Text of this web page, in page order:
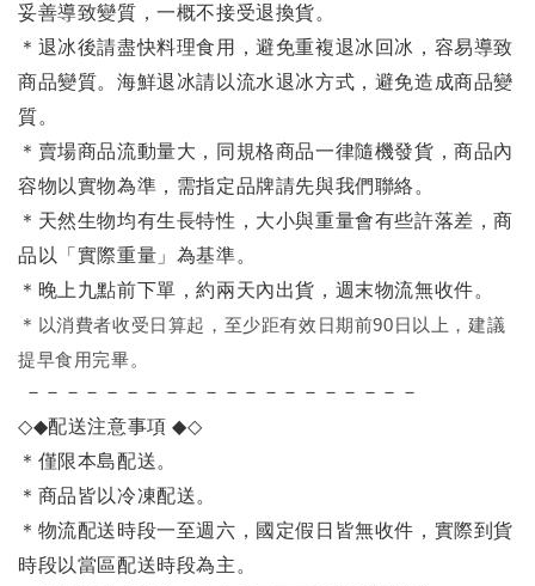
妥善導致變質，一概不接受退換貨。
＊退冰後請盡快料理食用，避免重複退冰回冰，容易導致
商品變質。海鮮退冰請以流水退冰方式，避免造成商品變
質。
＊賣場商品流動量大，同規格商品一律隨機發貨，商品內
容物以實物為準，需指定品牌請先與我們聯絡。
＊天然生物均有生長特性，大小與重量會有些許落差，商
品以「實際重量」為基準。
＊晚上九點前下單，約兩天內出貨，週末物流無收件。
＊ 以消費者收受日算起，至少距有效日期前90日以上，建議
提早食用完畢。
－－－－－－－－－－－－－－－－－－－－
◇◆配送注意事項◆◇
＊僅限本島配送。
＊商品皆以冷凍配送。
＊物流配送時段一至週六，國定假日皆無收件，實際到貨
時段以當區配送時段為主。